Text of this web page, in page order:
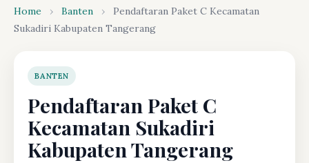
Home › Banten ›
Pendaftaran Paket C Kecamatan
Sukadiri Kabupaten Tangerang
BANTEN
Pendaftaran Paket C
Kecamatan Sukadiri
Kabupaten Tangerang